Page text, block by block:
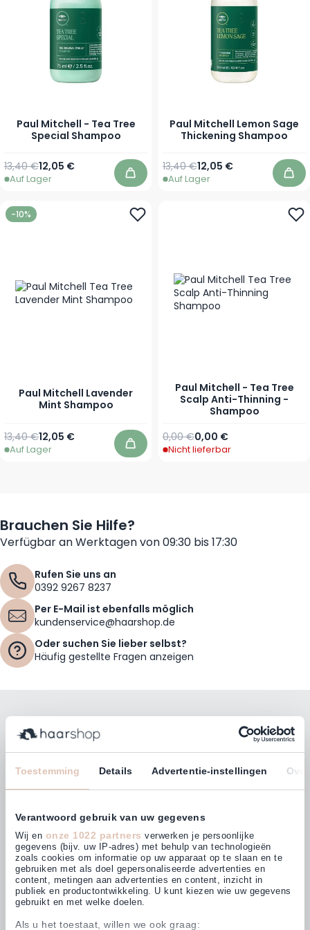
Toestemming Details Advertentie-instellingen Over
Verantwoord gebruik van uw gegevens
Wij en onze 1022 partners verwerken je persoonlijke
gegevens (bijv. uw IP-adres) met behulp van technologieën
zoals cookies om informatie op uw apparaat op te slaan en te
gebruiken met als doel gepersonaliseerde advertenties en
content, metingen aan advertenties en content, inzicht in
publiek en productontwikkeling. U kunt kiezen wie uw gegevens
gebruikt en met welke doelen.
Als u het toestaat, willen we ook graag:
Paul Mitchell - Tea Tree
Special Shampoo
Ab
12,05 €
Regulärer Preis
13,40 €
Auf Lager In den Warenkorb
Paul Mitchell Lemon Sage
Thickening Shampoo
Ab
12,05 €
Regulärer Preis
13,40 €
Auf Lager In
-10%
Paul Mitchell Lavender
Mint Shampoo
Ab
12,05 €
Regulärer Preis
13,40 €
Auf Lager In den Warenkorb
Paul Mitchell - Tea Tree
Scalp Anti-Thinning -
Shampoo
Ab
0,00 €
Regulärer Preis
0,00 €
Nicht lieferbar
Brauchen Sie Hilfe?
Verfügbar an Werktagen von 09:30 bis 17:30
Rufen Sie uns an
0392 9267 8237
Per E-Mail ist ebenfalls möglich
kundenservice@haarshop.de
Oder suchen Sie lieber selbst?
Häufig gestellte Fragen anzeigen
Bleiben Sie mit unserem Newsletter auf dem
Laufenden!
E-Mailadresse
Abonnieren
Kunden bewerten uns mit
4,63 (875)